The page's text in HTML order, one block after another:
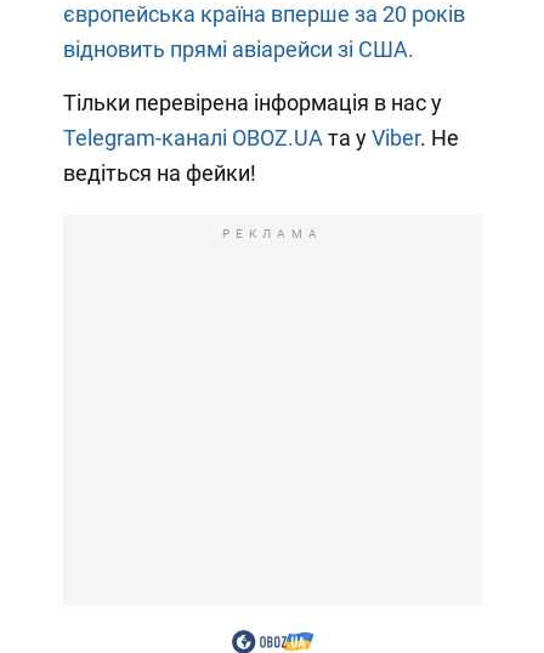
європейська країна вперше за 20 років
відновить прямі авіарейси зі США.
Тільки перевірена інформація в нас у
Telegram-каналі OBOZ.UA та уViber. Не
ведіться на фейки!
РЕКЛАМА